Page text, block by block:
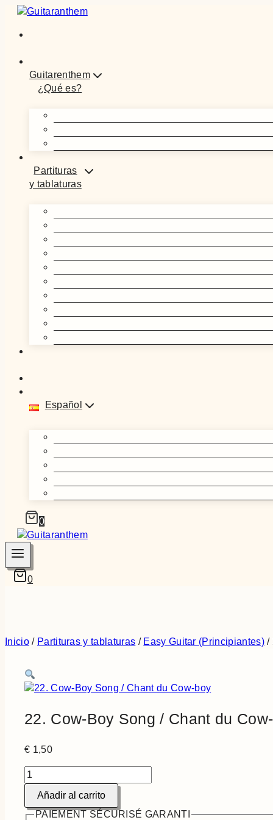
Saltar
contenido
Guitarenthem
¿Qué es?
Partituras
y tablaturas
Español
0
0
Inicio / Partituras y tablaturas / Easy Guitar (Principiantes) /
22. Cow-Boy Song / Chant du
€ 1,50
22.
Cow-
Boy
Song
Añadir al carrito
PAIEMENT SÉCURISÉ GARANTI